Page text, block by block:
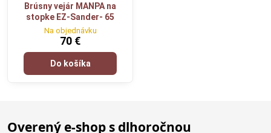
Brúsny vejár MANPA na
stopke EZ-Sander- 65
Na objednávku
70 €
Do košíka
Overený e-shop s dlhoročnou